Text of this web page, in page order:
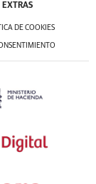
EXTRAS
DE COOKIES